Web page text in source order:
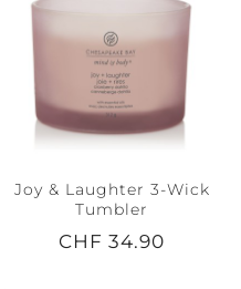
Joy & Laughter 3-Wick
Tumbler
CHF 34.90